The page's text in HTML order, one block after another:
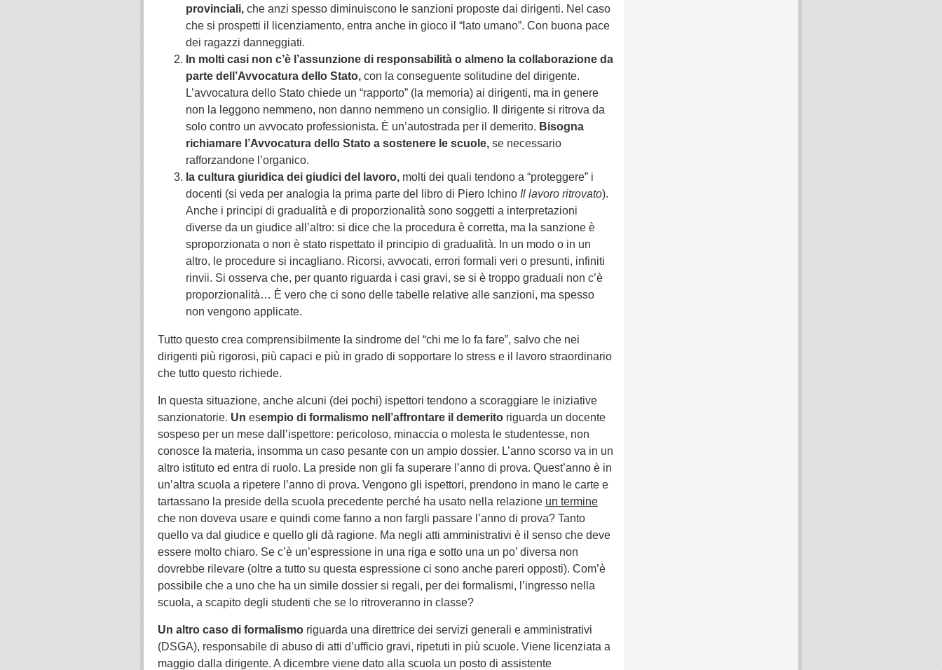
provinciali, che anzi spesso diminuiscono le sanzioni proposte dai dirigenti. Nel caso
che si prospetti il licenziamento, entra anche in gioco il “lato umano”. Con buona pace
dei ragazzi danneggiati.
In molti casi non c’è l’assunzione di responsabilità o almeno la collaborazione da
parte dell’Avvocatura dello Stato, con la conseguente solitudine del dirigente.
L’avvocatura dello Stato chiede un “rapporto” (la memoria) ai dirigenti, ma in genere
non la leggono nemmeno, non danno nemmeno un consiglio. Il dirigente si ritrova da
solo contro un avvocato professionista. È un’autostrada per il demerito. Bisogna
richiamare l’Avvocatura dello Stato a sostenere le scuole, se necessario
rafforzandone l’organico.
la cultura giuridica dei giudici del lavoro, molti dei quali tendono a “proteggere” i
docenti (si veda per analogia la prima parte del libro di Piero Ichino Il lavoro ritrovato).
Anche i principi di gradualità e di proporzionalità sono soggetti a interpretazioni
diverse da un giudice all’altro: si dice che la procedura è corretta, ma la sanzione è
sproporzionata o non è stato rispettato il principio di gradualità. In un modo o in un
altro, le procedure si incagliano. Ricorsi, avvocati, errori formali veri o presunti, infiniti
rinvii. Si osserva che, per quanto riguarda i casi gravi, se si è troppo graduali non c’è
proporzionalità… È vero che ci sono delle tabelle relative alle sanzioni, ma spesso
non vengono applicate.
Tutto questo crea comprensibilmente la sindrome del “chi me lo fa fare”, salvo che nei
dirigenti più rigorosi, più capaci e più in grado di sopportare lo stress e il lavoro straordinario
che tutto questo richiede.
In questa situazione, anche alcuni (dei pochi) ispettori tendono a scoraggiare le iniziative
sanzionatorie. Un esempio di formalismo nell’affrontare il demerito riguarda un docente
sospeso per un mese dall’ispettore: pericoloso, minaccia o molesta le studentesse, non
conosce la materia, insomma un caso pesante con un ampio dossier. L’anno scorso va in un
altro istituto ed entra di ruolo. La preside non gli fa superare l’anno di prova. Quest’anno è in
un’altra scuola a ripetere l’anno di prova. Vengono gli ispettori, prendono in mano le carte e
tartassano la preside della scuola precedente perché ha usato nella relazione un termine
che non doveva usare e quindi come fanno a non fargli passare l’anno di prova? Tanto
quello va dal giudice e quello gli dà ragione. Ma negli atti amministrativi è il senso che deve
essere molto chiaro. Se c’è un’espressione in una riga e sotto una un po’ diversa non
dovrebbe rilevare (oltre a tutto su questa espressione ci sono anche pareri opposti). Com’è
possibile che a uno che ha un simile dossier si regali, per dei formalismi, l’ingresso nella
scuola, a scapito degli studenti che se lo ritroveranno in classe?
Un altro caso di formalismo riguarda una direttrice dei servizi generali e amministrativi
(DSGA), responsabile di abuso di atti d’ufficio gravi, ripetuti in più scuole. Viene licenziata a
maggio dalla dirigente. A dicembre viene dato alla scuola un posto di assistente